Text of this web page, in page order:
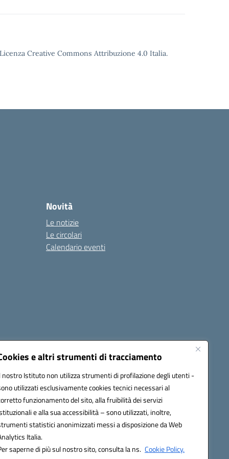
e altri strumenti di tracciamento
nostro Istituto non utilizza strumenti di profilazione degli utenti -
utilizzati esclusivamente cookies tecnici necessari al
funzionamento del sito, alla fruibilità dei servizi
e alla sua accessibilità – sono utilizzati, inoltre,
statistici anonimizzati messi a disposizione da Web
Italia.
saperne di più sul nostro sito, consulta la ns. Cookie Policy.
Creative Commons Attribuzione 4.0 Italia.
Novità
Le notizie
Le circolari
Calendario eventi